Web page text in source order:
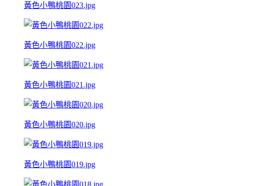
黃色小鴨桃園023.jpg
黃色小鴨桃園022.jpg
黃色小鴨桃園021.jpg
黃色小鴨桃園020.jpg
黃色小鴨桃園019.jpg